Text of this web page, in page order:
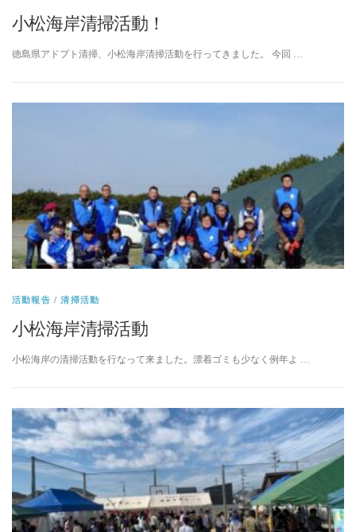
小松海岸清掃活動！
徳島県アドプト清掃、小松海岸清掃活動を行ってきました。 今回 …
活動報告 /清掃活動
小松海岸清掃活動
小松海岸の清掃活動を行なって来ました。漂着ゴミも少なく例年よ …